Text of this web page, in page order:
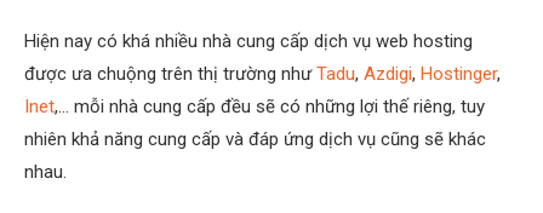
Hiện nay có khá nhiều nhà cung cấp dịch vụ web hosting
được ưa chuộng trên thị trường nhưTadu, Azdigi, Hostinger,
Inet,… mỗi nhà cung cấp đều sẽ có những lợi thế riêng, tuy
nhiên khả năng cung cấp và đáp ứng dịch vụ cũng sẽ khác
nhau.